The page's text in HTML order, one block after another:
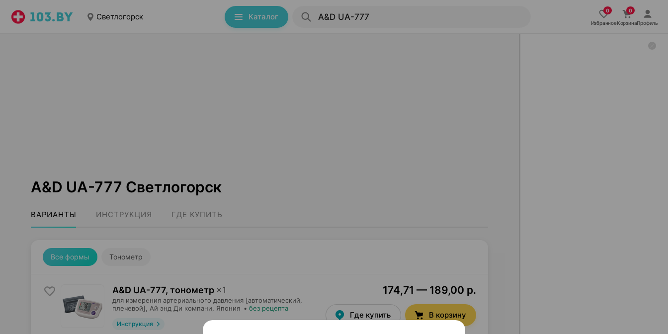
Светлогорск Каталог
ИзбранноеКорзинаПрофиль
A&D UA-777 Светлогорск
ВАРИАНТЫ ИНСТРУКЦИЯ ГДЕ КУПИТЬ
Все формы Тонометр
A&D UA-777, тонометр ×1
для измерения артериального давления [автоматический,
плечевой],
Ай энд Ди компани , Япония • без рецепта
Инструкция
174,71 — 189,00 р.
Где купить В корзину